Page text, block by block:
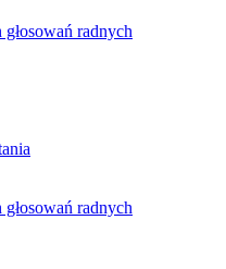
radnych
radnych